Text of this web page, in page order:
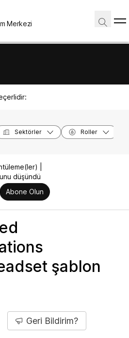
Merkezi
Sektörler Roller
|
düşündü
Abone Olun
şablon
Geri Bildirim?